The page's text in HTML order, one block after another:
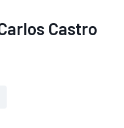
Castro